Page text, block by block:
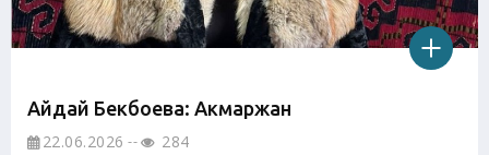
Айдай Бекбоева: Акмаржан
22.06.2026 284